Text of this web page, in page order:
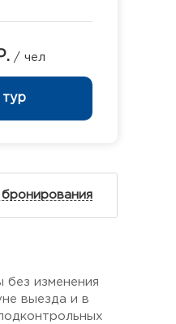
/ чел
тур
без изменения
выезда и в